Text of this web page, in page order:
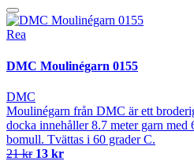
Rea
DMC Moulinégarn 0155
DMC
Moulinégarn från DMC är ett
docka innehåller 8.7 meter garn med
bomull. Tvättas i 60 grader C.
21 kr 13 kr